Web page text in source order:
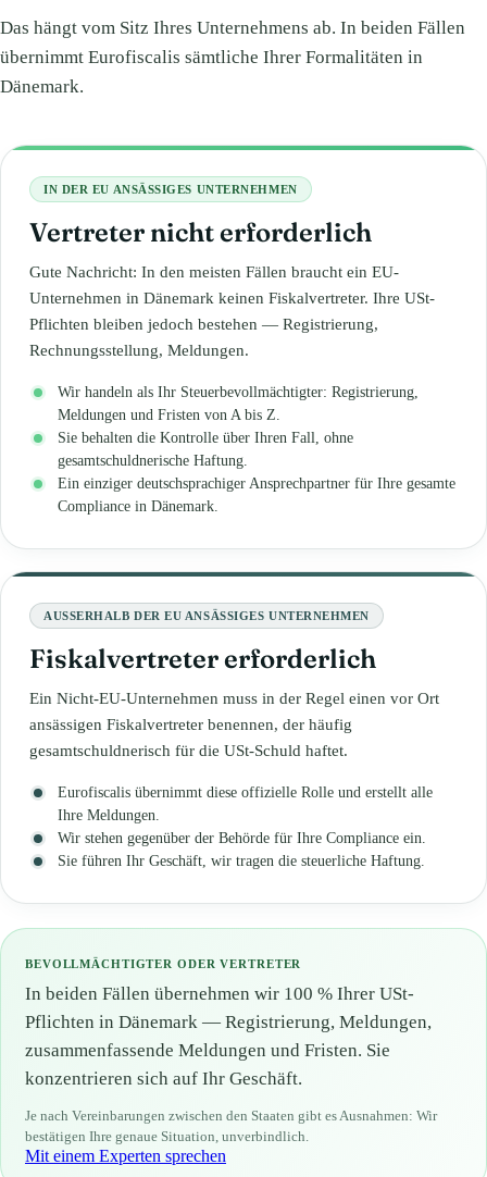
Das hängt vom Sitz Ihres Unternehmens ab. In beiden Fällen
übernimmt Eurofiscalis sämtliche Ihrer Formalitäten in
Dänemark.
IN DER EU ANSÄSSIGES UNTERNEHMEN
Vertreter nicht erforderlich
Gute Nachricht: In den meisten Fällen braucht ein EU-
Unternehmen in Dänemark keinen Fiskalvertreter. Ihre USt-
Pflichten bleiben jedoch bestehen — Registrierung,
Rechnungsstellung, Meldungen.
Wir handeln als Ihr Steuerbevollmächtigter: Registrierung,
Meldungen und Fristen von A bis Z.
Sie behalten die Kontrolle über Ihren Fall, ohne
gesamtschuldnerische Haftung.
Ein einziger deutschsprachiger Ansprechpartner für Ihre gesamte
Compliance in Dänemark.
AUSSERHALB DER EU ANSÄSSIGES UNTERNEHMEN
Fiskalvertreter erforderlich
Ein Nicht-EU-Unternehmen muss in der Regel einen vor Ort
ansässigen Fiskalvertreter benennen, der häufig
gesamtschuldnerisch für die USt-Schuld haftet.
Eurofiscalis übernimmt diese offizielle Rolle und erstellt alle
Ihre Meldungen.
Wir stehen gegenüber der Behörde für Ihre Compliance ein.
Sie führen Ihr Geschäft, wir tragen die steuerliche Haftung.
BEVOLLMÄCHTIGTER ODER VERTRETER
In beiden Fällen übernehmen wir 100 % Ihrer USt-
Pflichten in Dänemark — Registrierung, Meldungen,
zusammenfassende Meldungen und Fristen. Sie
konzentrieren sich auf Ihr Geschäft.
Je nach Vereinbarungen zwischen den Staaten gibt es Ausnahmen: Wir
bestätigen Ihre genaue Situation, unverbindlich.
Mit einem Experten sprechen